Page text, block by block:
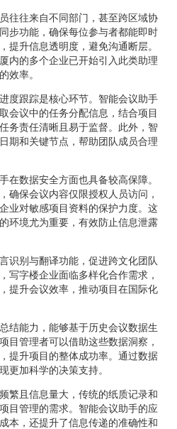
往往来自不同部门，甚至跨区域协
步功能，确保每位参与者都能即时
提升信息透明度，避免沟通断层。
内的多个企业已开始引入此类助理
效率。
度跟踪是核心环节。智能会议助手
会议中的任务分配信息，结合项目
务责任清晰且易于监督。此外，智
期和关键节点，帮助团队成员合理
在数据安全方面也具备较高保障。
确保会议内容仅限授权人员访问，
业对敏感项目资料的保护力度。这
环境尤为重要，有效防止信息泄露
识别与翻译功能，促进跨文化团队
写字楼企业面临多样化合作需求，
提升会议效率，推动项目在国际化
结能力，能够基于历史会议数据生
目管理者可以借助这些数据洞察，
提升项目的整体成功率。通过数据
更加科学的决策支持。
繁且信息量大，传统的纸质记录和
目管理的需求。智能会议助手的应
本，还提升了信息传递的准确性和